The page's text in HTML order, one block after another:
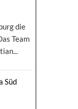
die
Team
Süd